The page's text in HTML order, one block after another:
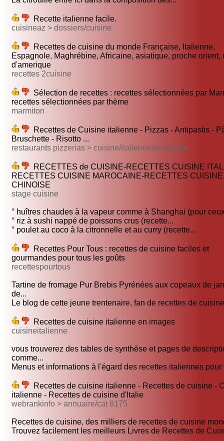
Recette italienne facile.
cuisineaz > dossiers/cuisine
Recettes de cuisine du monde Française, Italienne,
Espagnole, Maghrébine, Africaine, asiatique, proche orient,
d'amerique
recettes 2cuisine
Sélection de recettes : recettes sélectionnées par
recettes sélectionnées par thème
marmiton
Recettes de Cuisine italienne - Pizzas - Antipastis -
Bruschette - Risotto ...
restaurants pizzerias > cuisine/italienne/sommaire
RECETTES de CUISINE-RECETTES CUISINE
RECETTES CUISINE MAROCAINE-RECETTES CUISINE
CHINOISE
stage cuisine
° huîtres chaudes à la vapeur comme à Shanghai (pour
° riz à sushi nappé de poissons crus (recette...
° poulet au coco à la citronnelle et au curry (recette...
Recettes Pour Tous : recettes de cuisine faciles et
gourmandes pour tous les goûts
recettespourtous
Tartine de fromage Pur Brebis Pyrénées aux copeaux de
de...
Le blog de cette jeune trentenaire, fan de recettes de
Recettes de cuisine italienne en images
cuisineitalienne
vous trouverez des tables de synthèse et pages de
comme...
Menus et informations à l'égard des recettes italiennes pour
Recettes de cuisine italienne - Recettes de cuisine -
italienne - Recettes de cuisine d'Italie
webrankinfo > annuaire/cat 8175
Recettes de cuisine, des milliers de recettes de cuisine
Trouvez facilement les meilleurs Livres de Recettes de